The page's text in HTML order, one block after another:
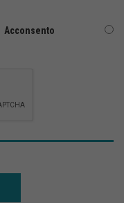
Acconsento